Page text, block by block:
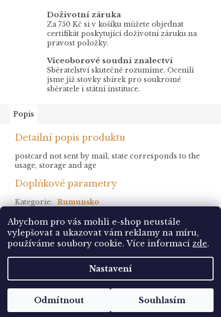
Abychom pro vás mohli e-shop neustále
vylepšovat a ukazovat vám reklamy na míru,
používáme soubory cookie. Více informací zde.
Nastavení
Odmítnout Souhlasím
Doživotní záruka
Za 750 Kč si v košíku můžete objednat
certifikát poskytující doživotní záruku na
pravost položky.
Víceoborové soudní znalectví
Sběratelství skutečně rozumíme. Ocenili
jsme již stovky sbírek pro soukromé
sběratele i státní instituce.
Popis
Detailní popis produktu
postcard not sent by mail, state corresponds to the
usage, storage and age
Doplňkové parametry
Kategorie: Rumunsko
Copyright 2026Pohlednice Sbírám.cz. Všechna
práva vyhrazena.
Upravit nastavení cookies